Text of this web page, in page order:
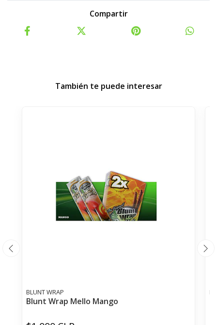
Compartir
También te puede interesar
BLUNT WRAP
Blunt Wrap Mello Mango